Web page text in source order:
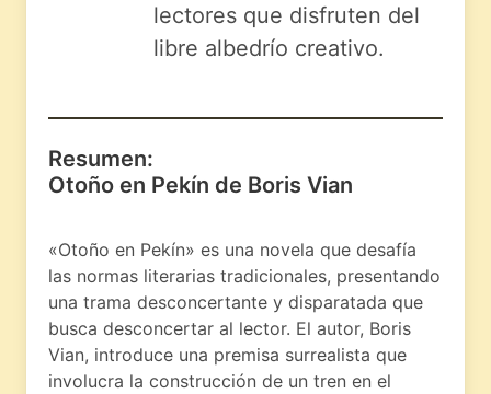
lectores que disfruten del
libre albedrío creativo.
Resumen:
Otoño en Pekín de Boris Vian
«Otoño en Pekín» es una novela que desafía
las normas literarias tradicionales, presentando
una trama desconcertante y disparatada que
busca desconcertar al lector. El autor, Boris
Vian, introduce una premisa surrealista que
involucra la construcción de un tren en el